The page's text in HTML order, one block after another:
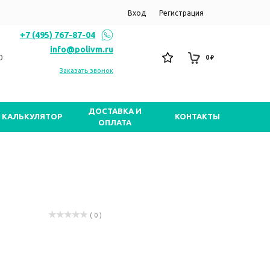
Вход Регистрация
+7 (495) 767-87-04
info@polivm.ru
Заказать звонок
0 ₽
КАЛЬКУЛЯТОР
ДОСТАВКА И
ОПЛАТА
КОНТАКТЫ
( 0 )